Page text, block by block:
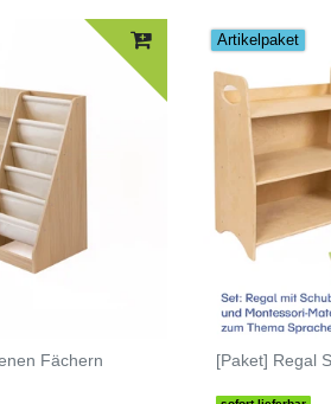
Fächern
Artikelpaket
[Paket] Regal